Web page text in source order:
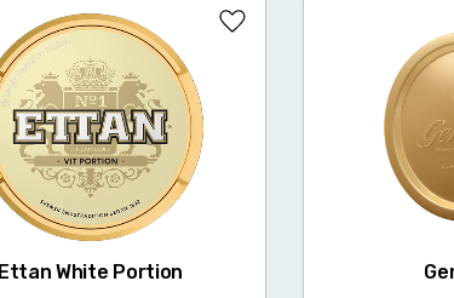
Ettan White Portion
Lägg till i favoriter